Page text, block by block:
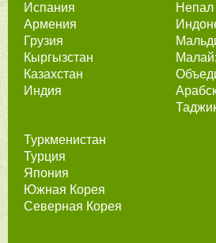
Испания
Армения
Грузия
Кыргызстан
Казахстан
Индия
Непал
Туркменистан
Турция
Япония
Южная Корея
Северная Корея